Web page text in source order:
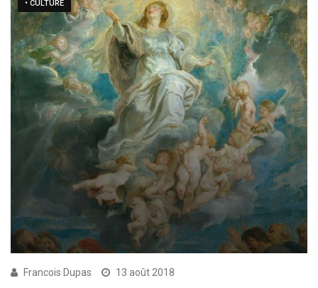
• CULTURE
Francois Dupas 13 août 2018